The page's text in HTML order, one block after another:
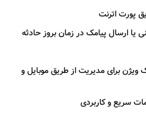
پورت اترنت
یا ارسال پیامک در زمان بروز حادثه
ویژن برای مدیریت از طریق موبایل و
سریع و کاربردی